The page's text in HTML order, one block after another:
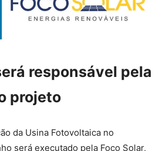
responsável pela
projeto
da Usina Fotovoltaica no
será executado pela Foco Solar,